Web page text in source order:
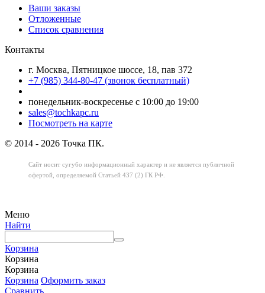
Ваши заказы
Отложенные
Список сравнения
Контакты
г. Москва, Пятницкое шоссе, 18, пав 372
+7 (985) 344-80-47 (звонок бесплатный)
понедельник-воскресенье с 10:00 до 19:00
sales@tochkapc.ru
Посмотреть на карте
© 2014 - 2026 Точка ПК.
Сайт носит сугубо информационный характер и не является публичной
офертой, определяемой Статьей 437 (2) ГК РФ.
Меню
Найти
Корзина
Корзина
Корзина
Корзина Оформить заказ